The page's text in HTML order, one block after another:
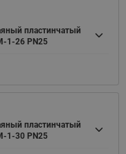
пластинчатый
1-26 PN25
пластинчатый
1-30 PN25